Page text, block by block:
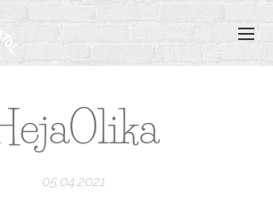
05.04.2021